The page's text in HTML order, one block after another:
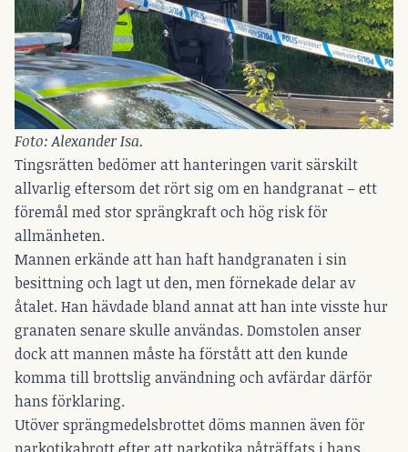
Foto: Alexander Isa.
Tingsrätten bedömer att hanteringen varit särskilt
allvarlig eftersom det rört sig om en handgranat – ett
föremål med stor sprängkraft och hög risk för
allmänheten.
Mannen erkände att han haft handgranaten i sin
besittning och lagt ut den, men förnekade delar av
åtalet. Han hävdade bland annat att han inte visste hur
granaten senare skulle användas. Domstolen anser
dock att mannen måste ha förstått att den kunde
komma till brottslig användning och avfärdar därför
hans förklaring.
Utöver sprängmedelsbrottet döms mannen även för